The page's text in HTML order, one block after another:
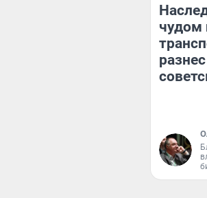
чудом